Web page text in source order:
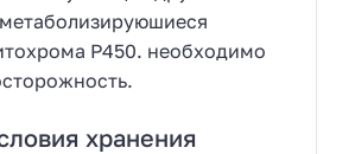
Р450. необходимо
хранения